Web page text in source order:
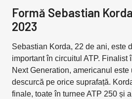
Formă Sebastian
2023
Sebastian Korda, 22 de ani, este
important în circuitul ATP. Finalist
Next Generation, americanul
descurcă pe orice suprafață.
finale, toate în turnee ATP 250 și